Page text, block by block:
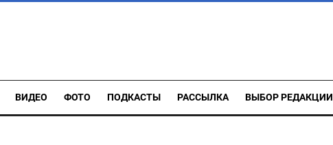
ВИДЕО ФОТО ПОДКАСТЫ РАССЫЛКА ВЫБОР РЕДАКЦИИ